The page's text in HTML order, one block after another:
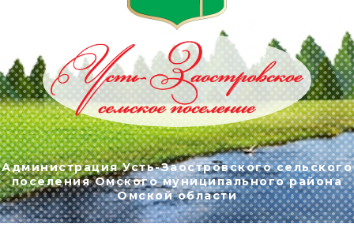
Администрация Усть-Заостровского сельского
поселения Омского муниципального района
Омской области